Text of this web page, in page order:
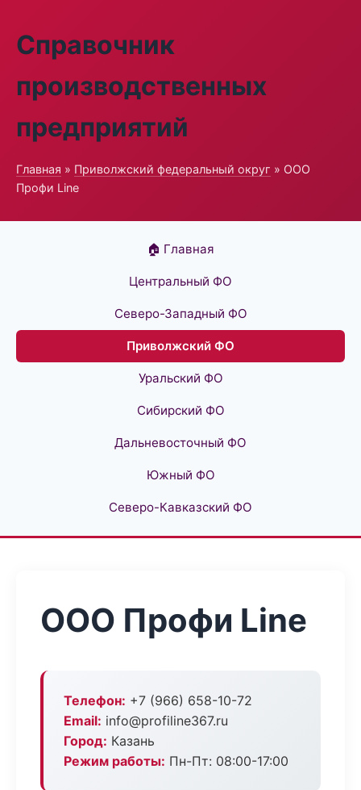
Справочник
производственных
предприятий
Главная » Приволжский федеральный округ » ООО
Профи Line
🏠 Главная
Центральный ФО
Северо-Западный ФО
Приволжский ФО
Уральский ФО
Сибирский ФО
Дальневосточный ФО
Южный ФО
Северо-Кавказский ФО
ООО Профи Line
Телефон: +7 (966) 658-10-72
Email: info@profiline367.ru
Город: Казань
Режим работы: Пн-Пт: 08:00-17:00